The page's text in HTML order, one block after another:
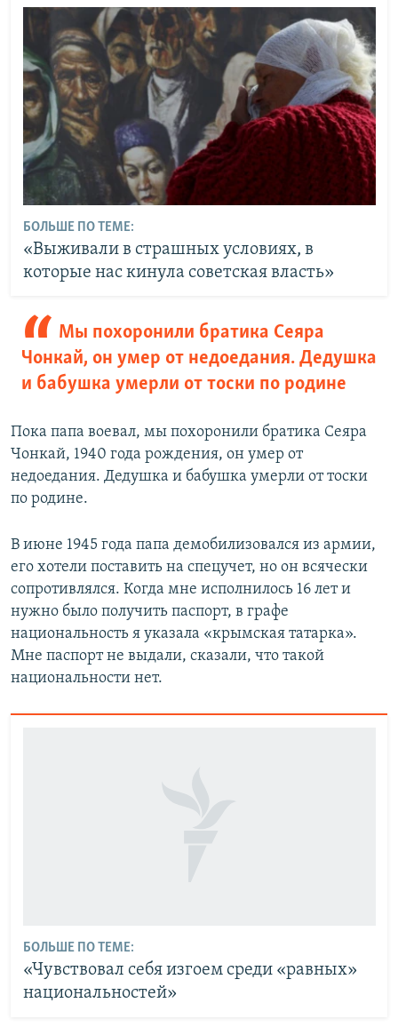
БОЛЬШЕ ПО ТЕМЕ:
«Выживали в страшных условиях, в
которые нас кинула советская власть»
Мы похоронили братика Сеяра
Чонкай, он умер от недоедания. Дедушка
и бабушка умерли от тоски по родине
Пока папа воевал, мы похоронили братика Сеяра
Чонкай, 1940 года рождения, он умер от
недоедания. Дедушка и бабушка умерли от тоски
по родине.
В июне 1945 года папа демобилизовался из армии,
его хотели поставить на спецучет, но он всячески
сопротивлялся. Когда мне исполнилось 16 лет и
нужно было получить паспорт, в графе
национальность я указала «крымская татарка».
Мне паспорт не выдали, сказали, что такой
национальности нет.
БОЛЬШЕ ПО ТЕМЕ:
«Чувствовал себя изгоем среди «равных»
национальностей»